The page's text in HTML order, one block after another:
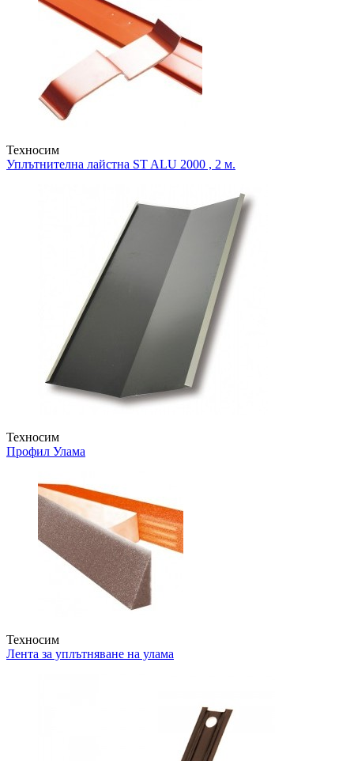
Техносим
Уплътнителна лайстна ST ALU 2000 , 2 м.
Техносим
Профил Улама
Техносим
Лента за уплътняване на улама